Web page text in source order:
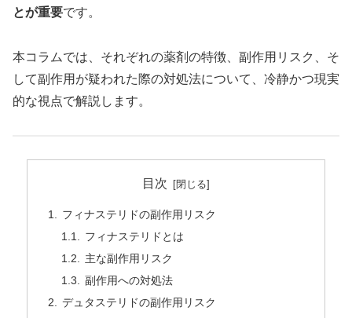
とが重要です。
本コラムでは、それぞれの薬剤の特徴、副作用リスク、そ
して副作用が疑われた際の対処法について、冷静かつ現実
的な視点で解説します。
目次
フィナステリドの副作用リスク
フィナステリドとは
主な副作用リスク
副作用への対処法
デュタステリドの副作用リスク